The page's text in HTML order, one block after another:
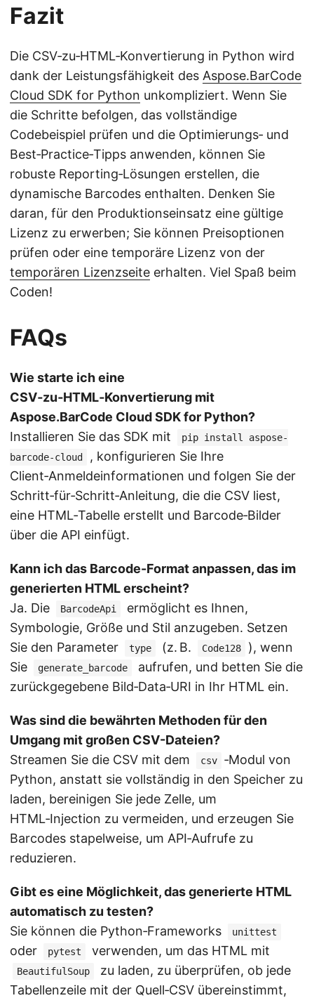
Fazit
Die CSV‑zu‑HTML‑Konvertierung in Python wird
dank der Leistungsfähigkeit des Aspose.BarCode
Cloud SDK for Python unkompliziert. Wenn Sie
die Schritte befolgen, das vollständige
Codebeispiel prüfen und die Optimierungs‑ und
Best‑Practice‑Tipps anwenden, können Sie
robuste Reporting‑Lösungen erstellen, die
dynamische Barcodes enthalten. Denken Sie
daran, für den Produktionseinsatz eine gültige
Lizenz zu erwerben; Sie können Preisoptionen
prüfen oder eine temporäre Lizenz von der
temporären Lizenzseite erhalten. Viel Spaß beim
Coden!
FAQs
Wie starte ich eine
CSV‑zu‑HTML‑Konvertierung mit
Aspose.BarCode Cloud SDK for Python?
Installieren Sie das SDK mit
pip install aspose-
barcode-cloud
, konfigurieren Sie Ihre
Client‑Anmeldeinformationen und folgen Sie der
Schritt‑für‑Schritt‑Anleitung, die die CSV liest,
eine HTML‑Tabelle erstellt und Barcode‑Bilder
über die API einfügt.
Kann ich das Barcode-Format anpassen, das im
generierten HTML erscheint?
Ja. Die
BarcodeApi
ermöglicht es Ihnen,
Symbologie, Größe und Stil anzugeben. Setzen
Sie den Parameter
type (z. B. Code128
), wenn
Sie
generate_barcode
aufrufen, und betten Sie die
zurückgegebene Bild‑Data‑URI in Ihr HTML ein.
Was sind die bewährten Methoden für den
Umgang mit großen CSV-Dateien?
Streamen Sie die CSV mit dem
csv
‑Modul von
Python, anstatt sie vollständig in den Speicher zu
laden, bereinigen Sie jede Zelle, um
HTML‑Injection zu vermeiden, und erzeugen Sie
Barcodes stapelweise, um API‑Aufrufe zu
reduzieren.
Gibt es eine Möglichkeit, das generierte HTML
automatisch zu testen?
Sie können die Python‑Frameworks
unittest
oder pytest verwenden, um das HTML mit
BeautifulSoup
zu laden, zu überprüfen, ob jede
Tabellenzeile mit der Quell‑CSV übereinstimmt,